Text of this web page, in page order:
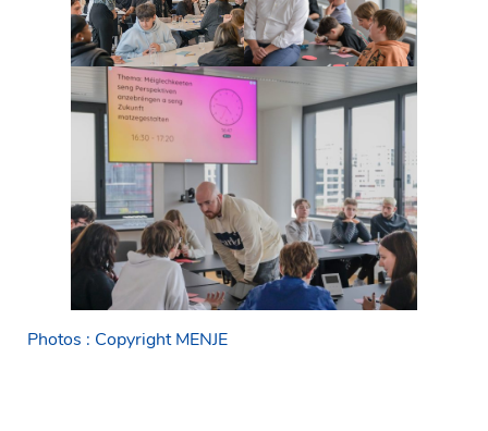
Photos : Copyright MENJE